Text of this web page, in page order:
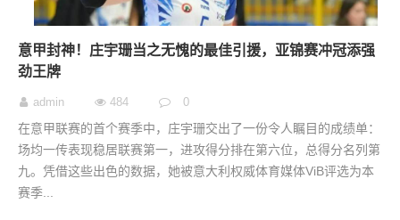
意甲封神！庄宇珊当之无愧的最佳引援，亚锦赛冲冠添强
劲王牌
admin 484 0
在意甲联赛的首个赛季中，庄宇珊交出了一份令人瞩目的成绩单：
场均一传表现稳居联赛第一，进攻得分排在第六位，总得分名列第
九。凭借这些出色的数据，她被意大利权威体育媒体ViB评选为本
赛季...